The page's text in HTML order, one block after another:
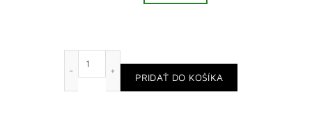
PRIDAŤ DO KOŠÍKA